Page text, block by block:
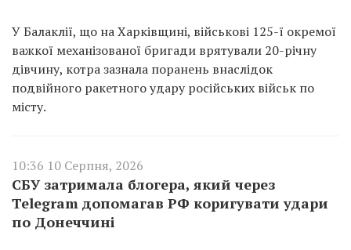
У Балаклії, що на Харківщині, військові 125-ї окремої
важкої механізованої бригади врятували 20-річну
дівчину, котра зазнала поранень внаслідок
подвійного ракетного удару російських військ по
місту.
10:36 10 Серпня, 2026
СБУ затримала блогера, який через
Telegram допомагав РФ коригувати удари
по Донеччині